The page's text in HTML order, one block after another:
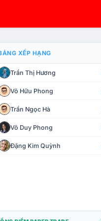
CHẾ TÀI XỬ LÝ VI PHẠM
XẾP HẠNG
Trần Thị Hương
Võ Hữu Phong
Trần Ngọc Hà
Võ Duy Phong
Đặng Kim Quỳnh